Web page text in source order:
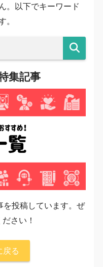
。以下でキーワード
。
集記事
を投稿しています。ぜ
さい！
戻る